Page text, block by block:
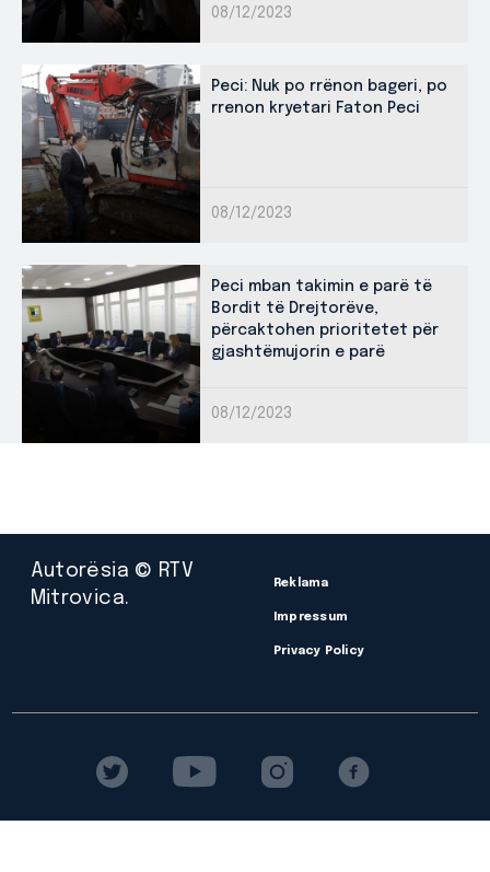
08/12/2023
Peci: Nuk po rrënon bageri, po
rrenon kryetari Faton Peci
08/12/2023
Peci mban takimin e parë të
Bordit të Drejtorëve,
përcaktohen prioritetet për
gjashtëmujorin e parë
08/12/2023
Autorësia © RTV
Mitrovica.
Reklama
Impressum
Privacy Policy